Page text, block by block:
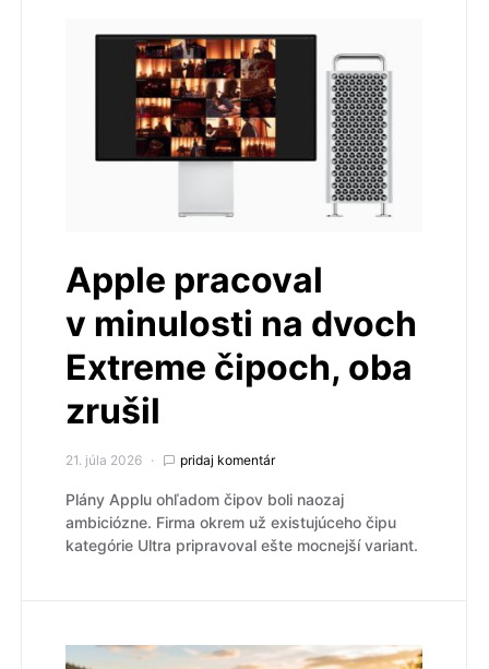
Apple pracoval
v minulosti na dvoch
Extreme čipoch, oba
zrušil
21. júla 2026 pridaj komentár
Plány Applu ohľadom čipov boli naozaj
ambiciózne. Firma okrem už existujúceho čipu
kategórie Ultra pripravoval ešte mocnejší variant.